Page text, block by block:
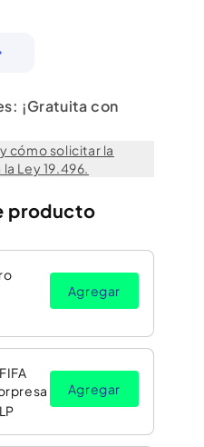
¡Gratuita con
cómo solicitar la
Ley 19.496.
producto
Agregar
Agregar